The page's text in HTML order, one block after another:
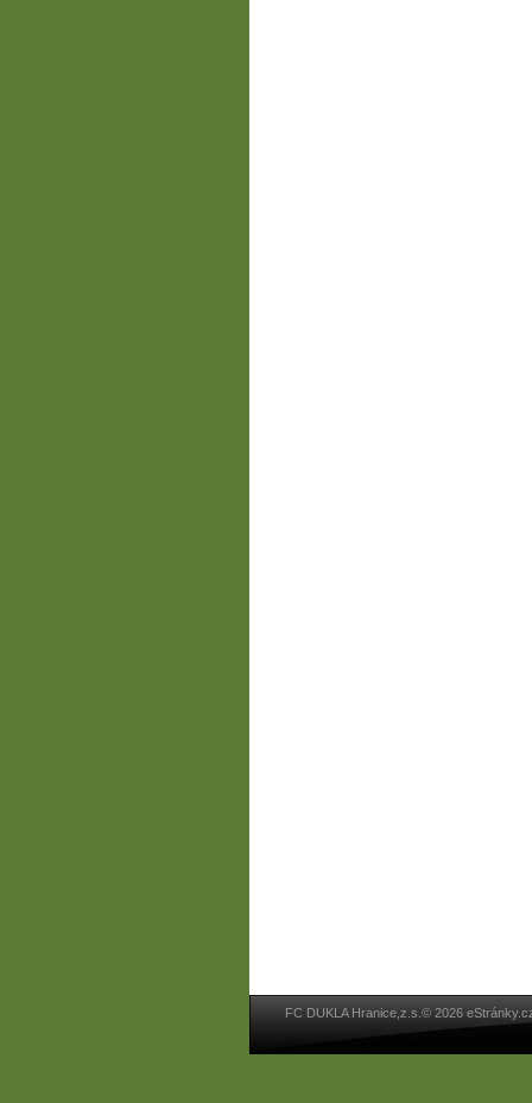
FC DUKLA Hranice,z.s.© 2026